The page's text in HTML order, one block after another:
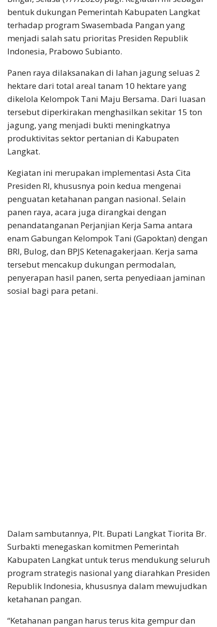
bentuk dukungan Pemerintah Kabupaten Langkat
terhadap program Swasembada Pangan yang
menjadi salah satu prioritas Presiden Republik
Indonesia, Prabowo Subianto.
Panen raya dilaksanakan di lahan jagung seluas 2
hektare dari total areal tanam 10 hektare yang
dikelola Kelompok Tani Maju Bersama. Dari luasan
tersebut diperkirakan menghasilkan sekitar 15 ton
jagung, yang menjadi bukti meningkatnya
produktivitas sektor pertanian di Kabupaten
Langkat.
Kegiatan ini merupakan implementasi Asta Cita
Presiden RI, khususnya poin kedua mengenai
penguatan ketahanan pangan nasional. Selain
panen raya, acara juga dirangkai dengan
penandatanganan Perjanjian Kerja Sama antara
enam Gabungan Kelompok Tani (Gapoktan) dengan
BRI, Bulog, dan BPJS Ketenagakerjaan. Kerja sama
tersebut mencakup dukungan permodalan,
penyerapan hasil panen, serta penyediaan jaminan
sosial bagi para petani.
Dalam sambutannya, Plt. Bupati Langkat Tiorita Br.
Surbakti menegaskan komitmen Pemerintah
Kabupaten Langkat untuk terus mendukung seluruh
program strategis nasional yang diarahkan Presiden
Republik Indonesia, khususnya dalam mewujudkan
ketahanan pangan.
“Ketahanan pangan harus terus kita gempur dan